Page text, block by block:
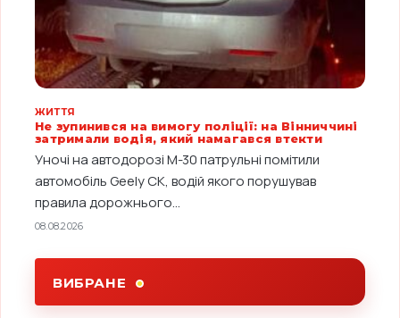
ЖИТТЯ
Не зупинився на вимогу поліції: на Вінниччині
затримали водія, який намагався втекти
Уночі на автодорозі М-30 патрульні помітили
автомобіль Geely CK, водій якого порушував
правила дорожнього...
08.08.2026
ВИБРАНЕ